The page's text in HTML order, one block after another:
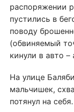
распоряжении
пустились в
поводу
(обвиняемый
кинули в авто –
На улице
мальчишек,
потянул на